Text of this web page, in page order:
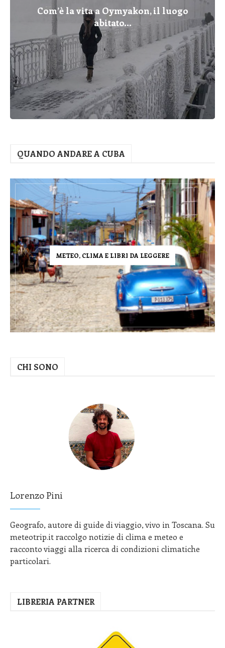
Com’è la vita a Oymyakon, il luogo
abitato...
QUANDO ANDARE A CUBA
METEO, CLIMA E LIBRI DA LEGGERE
CHI SONO
Lorenzo Pini
Geografo, autore di guide di viaggio, vivo in Toscana. Su
meteotrip.it raccolgo notizie di clima e meteo e
racconto viaggi alla ricerca di condizioni climatiche
particolari.
LIBRERIA PARTNER